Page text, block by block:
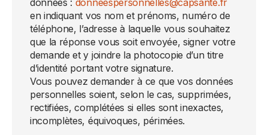
données : donneespersonnelles@capsante.fr
en indiquant vos nom et prénoms, numéro de
téléphone, l’adresse à laquelle vous souhaitez
que la réponse vous soit envoyée, signer votre
demande et y joindre la photocopie d’un titre
d’identité portant votre signature.
Vous pouvez demander à ce que vos données
personnelles soient, selon le cas, supprimées,
rectifiées, complétées si elles sont inexactes,
incomplètes, équivoques, périmées.